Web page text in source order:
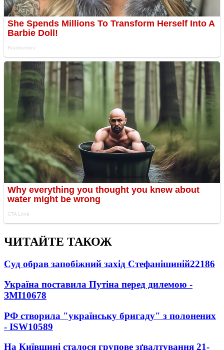
ЧИТАЙТЕ ТАКОЖ
Суд обрав запобіжний захід Стефанішиній22186
Україна поставила Путіна перед дилемою -
ЗМІ10678
РФ створила "українську бригаду" з полонених
- ISW10589
На Київщині сталося групове зґвалтування 21-